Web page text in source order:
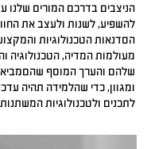
הניצבים בדרכם המורים שלנו
להשפיע, לשנות ולעצב את
הסדנאות הטכנולוגיות
מעולמות המדיה, הטכנולוגיה
שלהם והערך המוסף
ומגוון, כדי שהלמידה תהיה
לתכנים ולטכנולוגיות